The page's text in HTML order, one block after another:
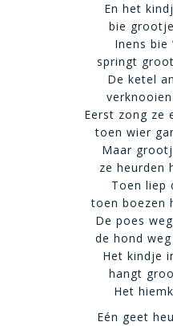
En het
bie
Inens bie
springt
De ketel
Eerst zong ze
toen wier
Maar
ze heurden
Toen liep
toen boezen
De poes
de hond
Het kindje
hangt
Het
Eén geet